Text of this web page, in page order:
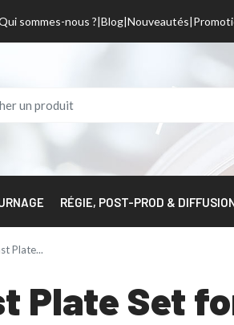
sommes-nous ? Blog Nouveautés
RÉGIE, POST-PROD &
Plate...
Plate Set